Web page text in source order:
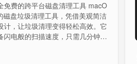
免费的跨平台磁盘清理工具 macO
磁盘垃圾清理工具，凭借美观简洁
计，让垃圾清理变得轻松高效。它
闪电般的扫描速度，只需几分钟即